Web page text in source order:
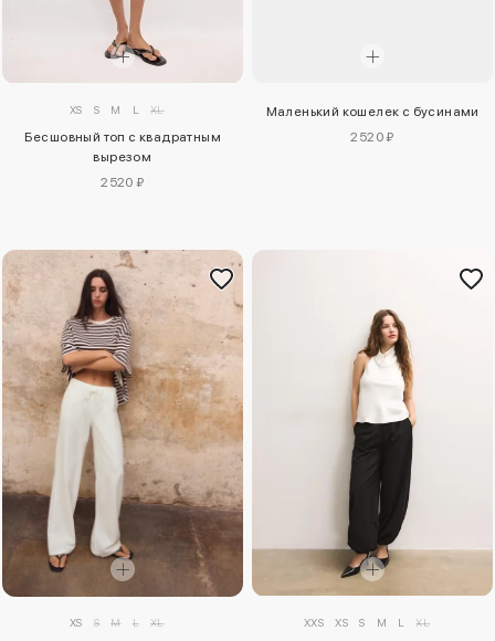
XS S M L XL
Бесшовный топ с квадратным
вырезом
2520 ₽
Маленький кошелек с бусинами
2520 ₽
XS S M L XL XXS XS S M L XL